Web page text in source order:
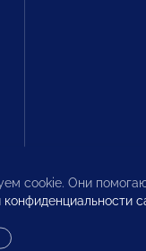
cookie. Они
конфиденциальности